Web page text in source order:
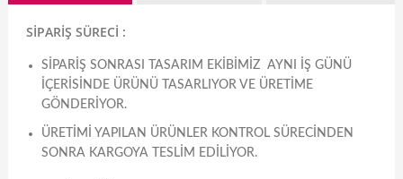
SİPARİŞ SÜRECİ :
SIPARIŞ SONRASI TASARIM EKIBIMIZ AYNI IŞ GÜNÜ
IÇERISINDE ÜRÜNÜ TASARLIYOR VE ÜRETIME
GÖNDERIYOR.
ÜRETIMI YAPILAN ÜRÜNLER KONTROL SÜRECINDEN
SONRA KARGOYA TESLIM EDILIYOR.